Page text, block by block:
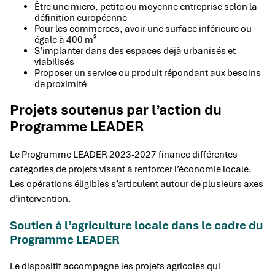
Être une micro, petite ou moyenne entreprise selon la
définition européenne
Pour les commerces, avoir une surface inférieure ou
égale à 400 m²
S’implanter dans des espaces déjà urbanisés et
viabilisés
Proposer un service ou produit répondant aux besoins
de proximité
Projets soutenus par l’action du
Programme LEADER
Le Programme LEADER 2023-2027 finance différentes
catégories de projets visant à renforcer l’économie locale.
Les opérations éligibles s’articulent autour de plusieurs axes
d’intervention.
Soutien à l’agriculture locale dans le cadre du
Programme LEADER
Le dispositif accompagne les projets agricoles qui